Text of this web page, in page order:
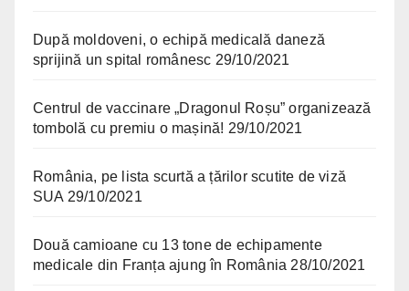
După moldoveni, o echipă medicală daneză
sprijină un spital românesc 29/10/2021
Centrul de vaccinare „Dragonul Roșu” organizează
tombolă cu premiu o mașină! 29/10/2021
România, pe lista scurtă a țărilor scutite de viză
SUA 29/10/2021
Două camioane cu 13 tone de echipamente
medicale din Franța ajung în România 28/10/2021